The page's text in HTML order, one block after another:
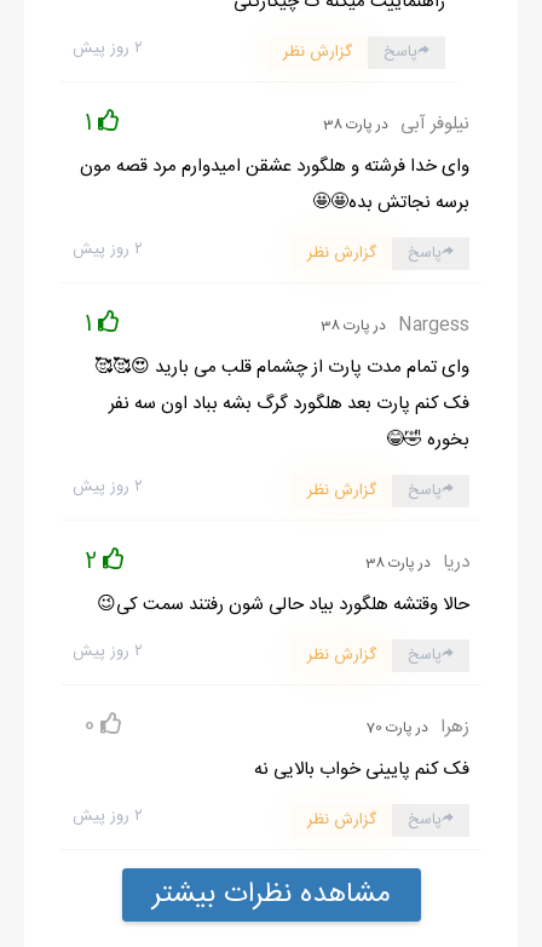
۲ روز پیش پاسخ گزارش نظر
نیلوفر آبی در پارت 38 1
وای خدا فرشته و هلگورد عشقن امیدوارم مرد قصه مون
برسه نجاتش بده🤩🤩
۲ روز پیش پاسخ گزارش نظر
Nargess در پارت 38 1
وای تمام مدت پارت از چشمام قلب می بارید 😍🥰🥰
فک کنم پارت بعد هلگورد گرگ بشه بباد اون سه نفر
بخوره 🤣😂
۲ روز پیش پاسخ گزارش نظر
دریا در پارت 38 2
حالا وقتشه هلگورد بیاد حالی شون رفتند سمت کی😉
۲ روز پیش پاسخ گزارش نظر
زهرا در پارت 70 0
فک کنم پایینی خواب بالایی نه
۲ روز پیش پاسخ گزارش نظر
مشاهده نظرات بیشتر